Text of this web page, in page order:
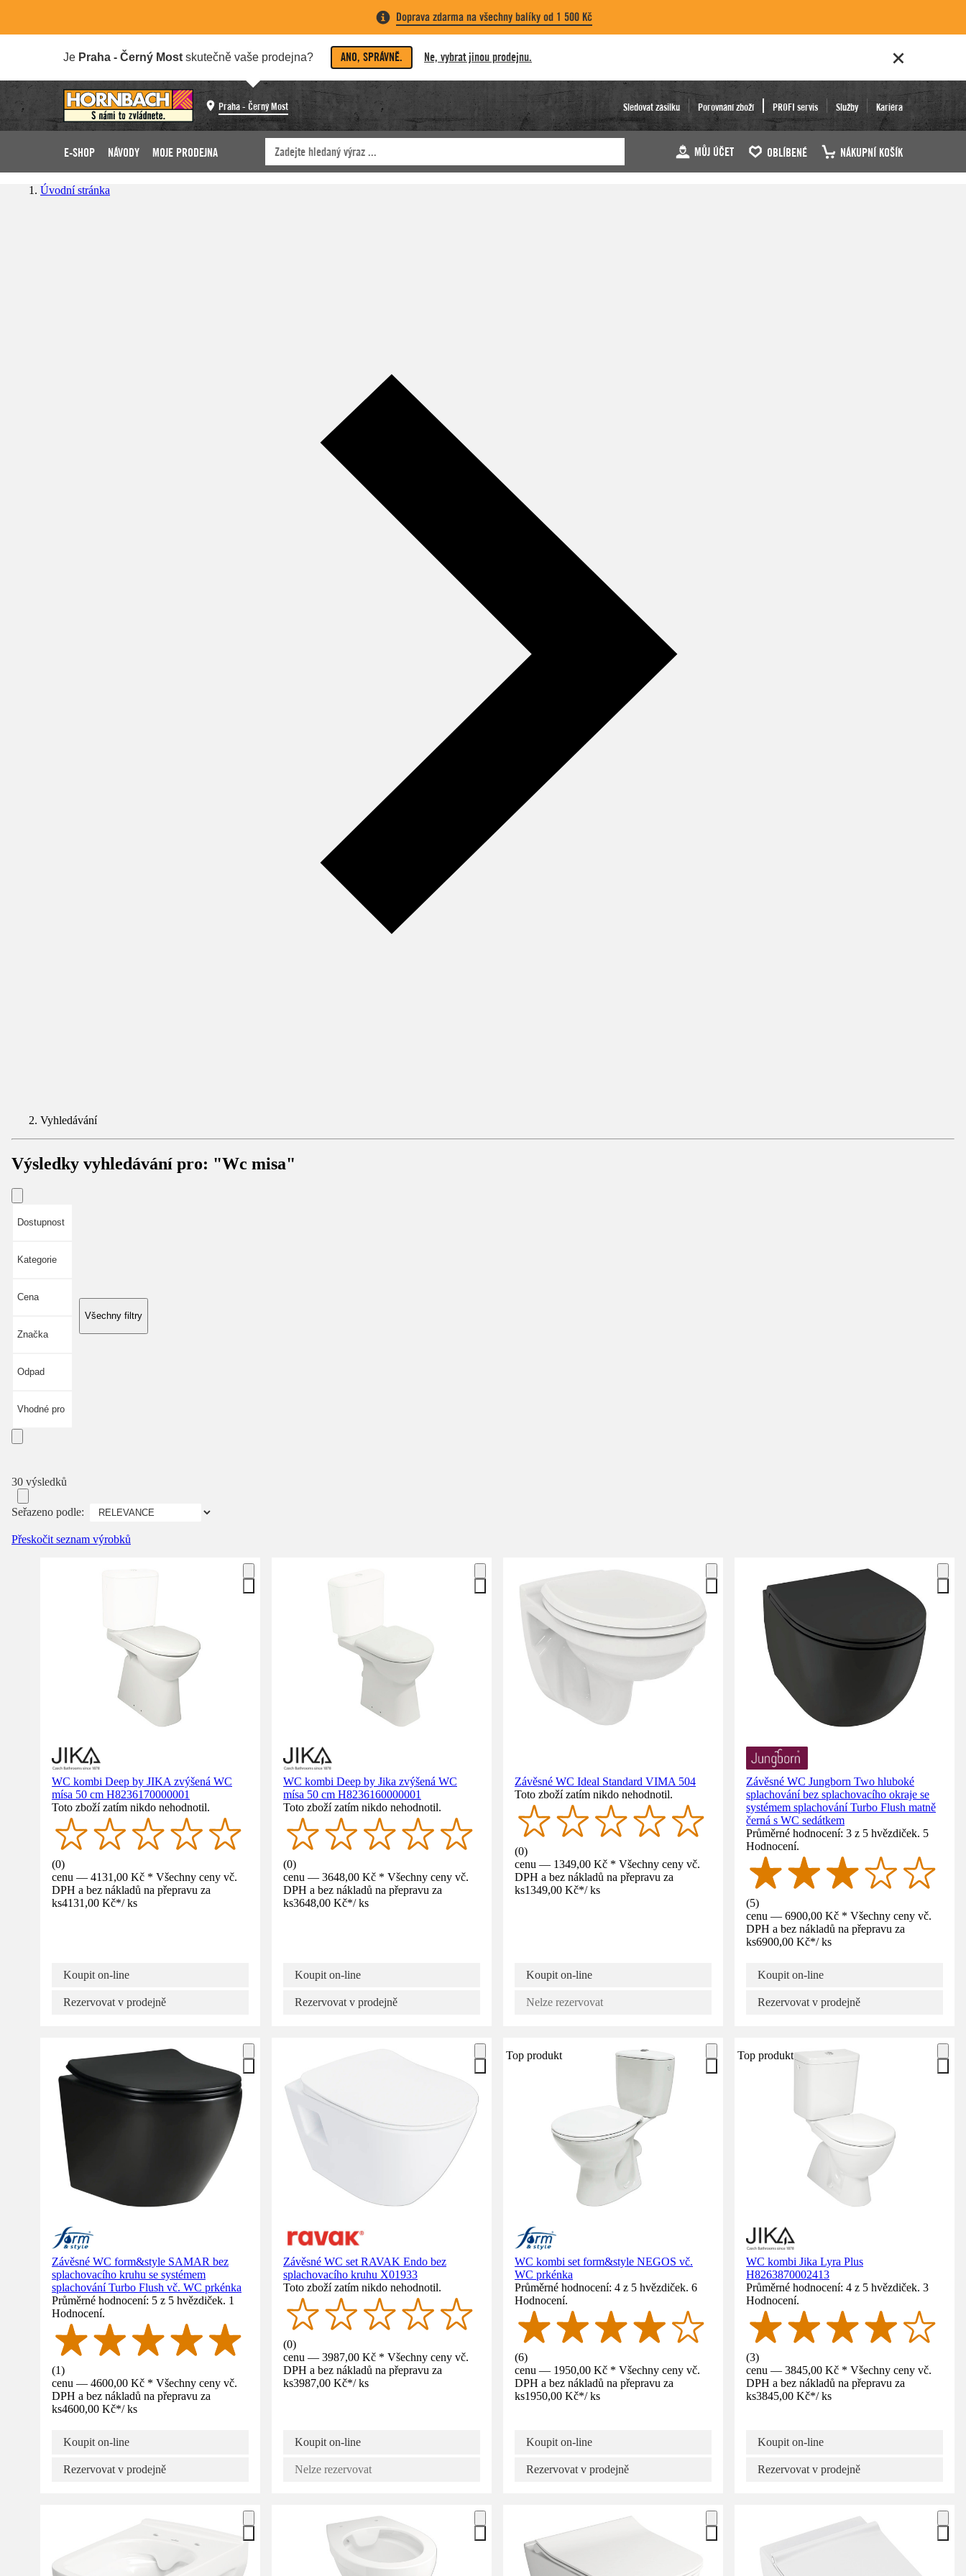
Doprava zdarma na všechny balíky od 1 500 Kč
Je Praha - Černý Most skutečně vaše prodejna? ANO, SPRÁVNĚ. Ne, vybrat jinou prodejnu.
Praha - Černý Most Sledovat zásilku Porovnání zboží PROFI servis Služby Kariéra
E-SHOP NÁVODY MOJE PRODEJNA MŮJ ÚČET OBLÍBENÉ NÁKUPNÍ KOŠÍK
Úvodní stránka
Vyhledávání
Výsledky vyhledávání pro: "Wc misa"
Dostupnost
Kategorie
Cena
Značka
Odpad
Vhodné pro
Všechny filtry
30 výsledků
Seřazeno podle:
Přeskočit seznam výrobků
WC kombi Deep by JIKA zvýšená WC
mísa 50 cm H8236170000001
Toto zboží zatím nikdo nehodnotil.
(0)
cenu — 4131,00 Kč * Všechny ceny vč.
DPH a bez nákladů na přepravu za
ks4131,00 Kč*/ ks
Koupit on-line
Rezervovat v prodejně
WC kombi Deep by Jika zvýšená WC
mísa 50 cm H8236160000001
Toto zboží zatím nikdo nehodnotil.
(0)
cenu — 3648,00 Kč * Všechny ceny vč.
DPH a bez nákladů na přepravu za
ks3648,00 Kč*/ ks
Koupit on-line
Rezervovat v prodejně
Závěsné WC Ideal Standard VIMA 504
Toto zboží zatím nikdo nehodnotil.
(0)
cenu — 1349,00 Kč * Všechny ceny vč.
DPH a bez nákladů na přepravu za
ks1349,00 Kč*/ ks
Koupit on-line
Nelze rezervovat
Závěsné WC Jungborn Two hluboké
splachování bez splachovacího okraje se
systémem splachování Turbo Flush matně
černá s WC sedátkem
Průměrné hodnocení: 3 z 5 hvězdiček. 5
Hodnocení.
(5)
cenu — 6900,00 Kč * Všechny ceny vč.
DPH a bez nákladů na přepravu za
ks6900,00 Kč*/ ks
Koupit on-line
Rezervovat v prodejně
Závěsné WC form&style SAMAR bez
splachovacího kruhu se systémem
splachování Turbo Flush vč. WC prkénka
Průměrné hodnocení: 5 z 5 hvězdiček. 1
Hodnocení.
(1)
cenu — 4600,00 Kč * Všechny ceny vč.
DPH a bez nákladů na přepravu za
ks4600,00 Kč*/ ks
Koupit on-line
Rezervovat v prodejně
Závěsné WC set RAVAK Endo bez
splachovacího kruhu X01933
Toto zboží zatím nikdo nehodnotil.
(0)
cenu — 3987,00 Kč * Všechny ceny vč.
DPH a bez nákladů na přepravu za
ks3987,00 Kč*/ ks
Koupit on-line
Nelze rezervovat
Top produkt
WC kombi set form&style NEGOS vč.
WC prkénka
Průměrné hodnocení: 4 z 5 hvězdiček. 6
Hodnocení.
(6)
cenu — 1950,00 Kč * Všechny ceny vč.
DPH a bez nákladů na přepravu za
ks1950,00 Kč*/ ks
Koupit on-line
Rezervovat v prodejně
Top produkt
WC kombi Jika Lyra Plus
H8263870002413
Průměrné hodnocení: 4 z 5 hvězdiček. 3
Hodnocení.
(3)
cenu — 3845,00 Kč * Všechny ceny vč.
DPH a bez nákladů na přepravu za
ks3845,00 Kč*/ ks
Koupit on-line
Rezervovat v prodejně